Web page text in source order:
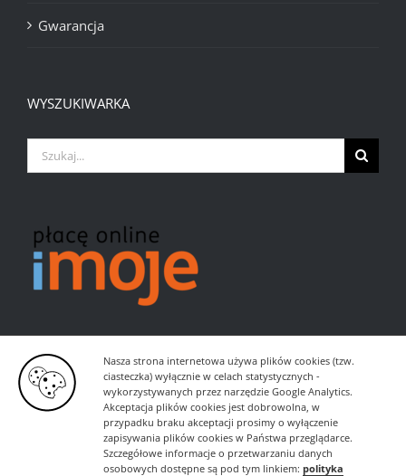
Nasza strona internetowa używa plików cookies (tzw.
ciasteczka) wyłącznie w celach statystycznych -
wykorzystywanych przez narzędzie Google Analytics.
Akceptacja plików cookies jest dobrowolna, w
przypadku braku akceptacji prosimy o wyłączenie
zapisywania plików cookies w Państwa przeglądarce.
Szczegółowe informacje o przetwarzaniu danych
osobowych dostępne są pod tym linkiem: polityka
Gwarancja
WYSZUKIWARKA
Szukaj